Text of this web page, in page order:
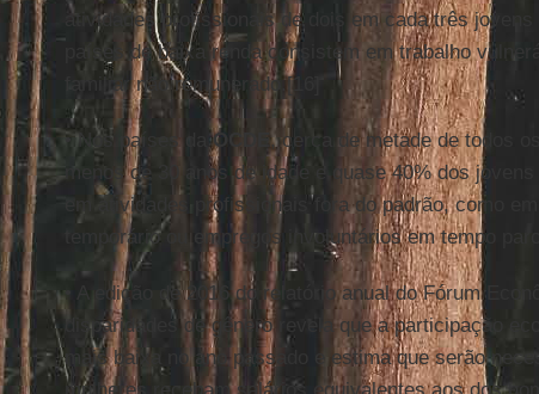
atividades profissionais de dois em cada três
países de baixa renda consistem em trabalho
familiar não remunerado.[16]
• Nos países daOCDE , cerca de metade de todos
menos de 30 anos de idade e quase 40% dos
em atividades profissionais fora do padrão, como
temporário ou empregos involuntários em tempo
• A edição de 2016 do relatório anual do Fórum
disparidades de gênero revela que a participação
mais baixa no ano passado e estima que serão